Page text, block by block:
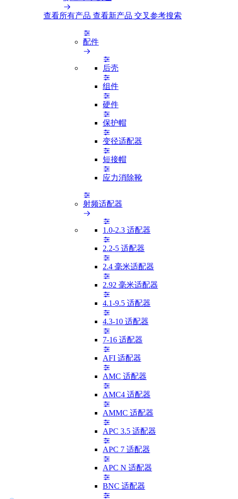
查看所有产品 查看新产品 交叉参考搜索
配件
后壳
组件
硬件
保护帽
变径适配器
短接帽
应力消除靴
射频适配器
1.0-2.3 适配器
2.2-5 适配器
2.4 毫米适配器
2.92 毫米适配器
4.1-9.5 适配器
4.3-10 适配器
7-16 适配器
AFI 适配器
AMC 适配器
AMC4 适配器
AMMC 适配器
APC 3.5 适配器
APC 7 适配器
APC N 适配器
BNC 适配器